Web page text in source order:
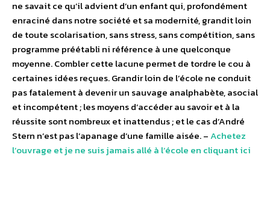
ne savait ce qu’il advient d’un enfant qui, profondément
enraciné dans notre société et sa modernité, grandit loin
de toute scolarisation, sans stress, sans compétition, sans
programme préétabli ni référence à une quelconque
moyenne. Combler cette lacune permet de tordre le cou à
certaines idées reçues. Grandir loin de l’école ne conduit
pas fatalement à devenir un sauvage analphabète, asocial
et incompétent ; les moyens d’accéder au savoir et à la
réussite sont nombreux et inattendus ; et le cas d’André
Stern n’est pas l’apanage d’une famille aisée. –Achetez
l’ouvrage et je ne suis jamais allé à l’école en cliquant ici